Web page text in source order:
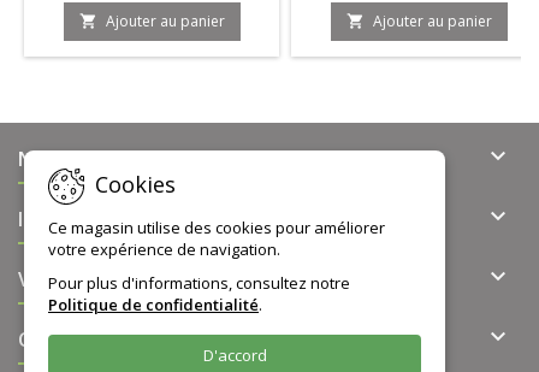
 Ajouter au panier  Ajouter au panier
NOTRE OFFRE 
INFORMATIONS 
VOTRE COMPTE 
CONTACT 
Cookies
Ce magasin utilise des cookies pour améliorer
votre expérience de navigation.
Pour plus d'informations, consultez notre
Politique de confidentialité.
D'accord